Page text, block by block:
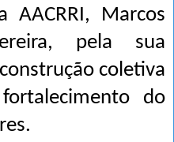
AACRRI, Marcos
pela sua
coletiva
do